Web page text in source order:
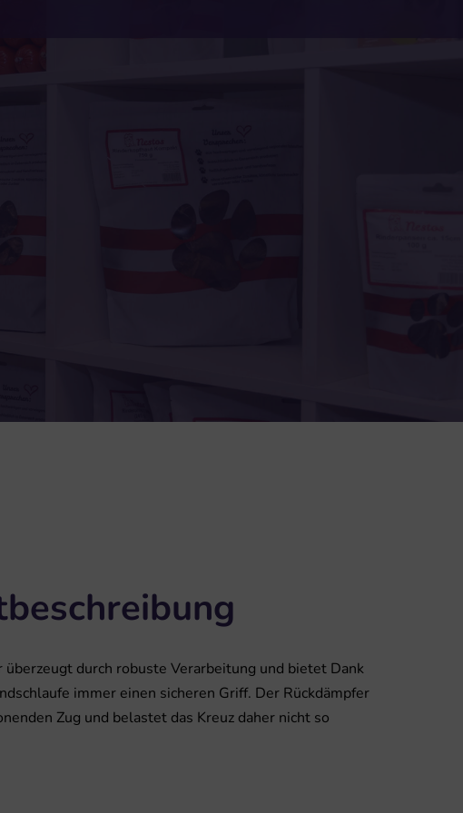
überzeugt durch robuste Verarbeitung und bietet Dank
immer einen sicheren Griff. Der Rückdämpfer
Zug und belastet das Kreuz daher nicht so